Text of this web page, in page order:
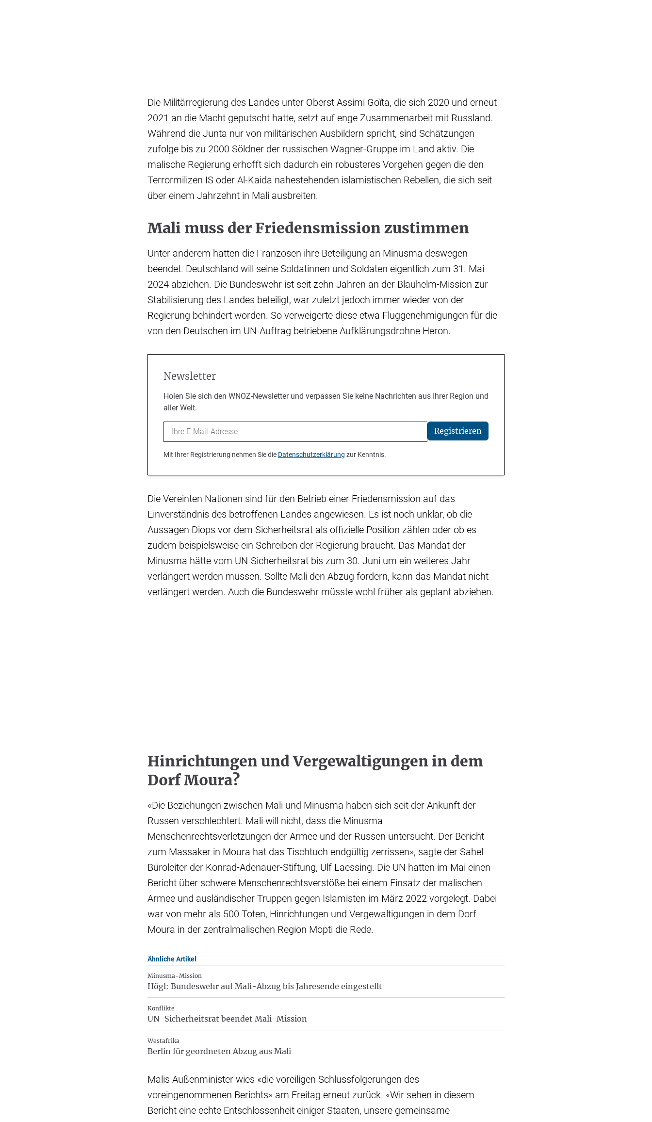
Die Militärregierung des Landes unter Oberst Assimi Goïta, die sich 2020 und erneut
2021 an die Macht geputscht hatte, setzt auf enge Zusammenarbeit mit Russland.
Während die Junta nur von militärischen Ausbildern spricht, sind Schätzungen
zufolge bis zu 2000 Söldner der russischen Wagner-Gruppe im Land aktiv. Die
malische Regierung erhofft sich dadurch ein robusteres Vorgehen gegen die den
Terrormilizen IS oder Al-Kaida nahestehenden islamistischen Rebellen, die sich seit
über einem Jahrzehnt in Mali ausbreiten.
Mali muss der Friedensmission zustimmen
Unter anderem hatten die Franzosen ihre Beteiligung an Minusma deswegen
beendet. Deutschland will seine Soldatinnen und Soldaten eigentlich zum 31. Mai
2024 abziehen. Die Bundeswehr ist seit zehn Jahren an der Blauhelm-Mission zur
Stabilisierung des Landes beteiligt, war zuletzt jedoch immer wieder von der
Regierung behindert worden. So verweigerte diese etwa Fluggenehmigungen für die
von den Deutschen im UN-Auftrag betriebene Aufklärungsdrohne Heron.
Newsletter
Holen Sie sich den WNOZ-Newsletter und verpassen Sie keine Nachrichten aus Ihrer Region und
aller Welt.
Email Registrieren
Mit Ihrer Registrierung nehmen Sie die Datenschutzerklärung zur Kenntnis.
Die Vereinten Nationen sind für den Betrieb einer Friedensmission auf das
Einverständnis des betroffenen Landes angewiesen. Es ist noch unklar, ob die
Aussagen Diops vor dem Sicherheitsrat als offizielle Position zählen oder ob es
zudem beispielsweise ein Schreiben der Regierung braucht. Das Mandat der
Minusma hätte vom UN-Sicherheitsrat bis zum 30. Juni um ein weiteres Jahr
verlängert werden müssen. Sollte Mali den Abzug fordern, kann das Mandat nicht
verlängert werden. Auch die Bundeswehr müsste wohl früher als geplant abziehen.
Hinrichtungen und Vergewaltigungen in dem
Dorf Moura?
«Die Beziehungen zwischen Mali und Minusma haben sich seit der Ankunft der
Russen verschlechtert. Mali will nicht, dass die Minusma
Menschenrechtsverletzungen der Armee und der Russen untersucht. Der Bericht
zum Massaker in Moura hat das Tischtuch endgültig zerrissen», sagte der Sahel-
Büroleiter der Konrad-Adenauer-Stiftung, Ulf Laessing. Die UN hatten im Mai einen
Bericht über schwere Menschenrechtsverstöße bei einem Einsatz der malischen
Armee und ausländischer Truppen gegen Islamisten im März 2022 vorgelegt. Dabei
war von mehr als 500 Toten, Hinrichtungen und Vergewaltigungen in dem Dorf
Moura in der zentralmalischen Region Mopti die Rede.
Ähnliche Artikel
Minusma-Mission
Högl: Bundeswehr auf Mali-Abzug bis Jahresende eingestellt
Konflikte
UN-Sicherheitsrat beendet Mali-Mission
Westafrika
Berlin für geordneten Abzug aus Mali
Malis Außenminister wies «die voreiligen Schlussfolgerungen des
voreingenommenen Berichts» am Freitag erneut zurück. «Wir sehen in diesem
Bericht eine echte Entschlossenheit einiger Staaten, unsere gemeinsame